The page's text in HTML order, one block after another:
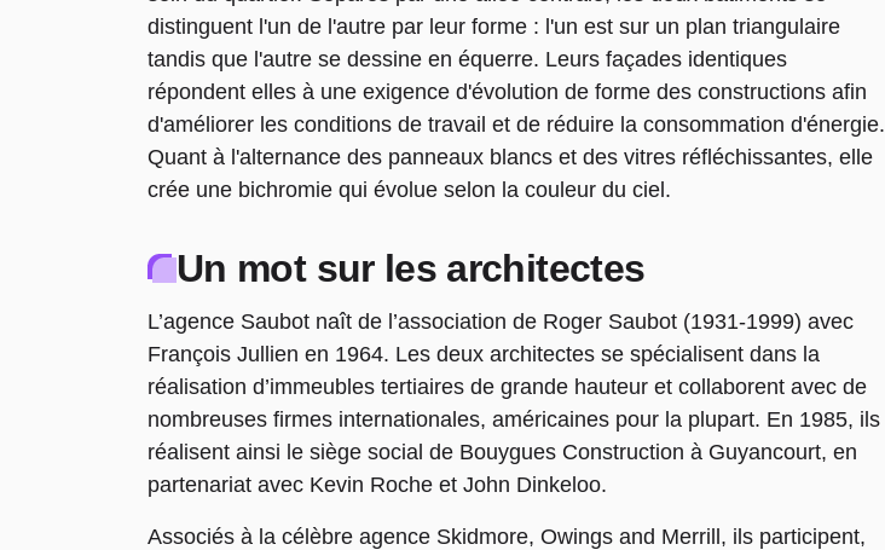
distinguent l'un de l'autre par leur forme : l'un est sur un plan triangulaire
tandis que l'autre se dessine en équerre. Leurs façades identiques
répondent elles à une exigence d'évolution de forme des constructions afin
d'améliorer les conditions de travail et de réduire la consommation d'énergie.
Quant à l'alternance des panneaux blancs et des vitres réfléchissantes, elle
crée une bichromie qui évolue selon la couleur du ciel.
Un mot sur les architectes
L’agence Saubot naît de l’association de Roger Saubot (1931-1999) avec
François Jullien en 1964. Les deux architectes se spécialisent dans la
réalisation d’immeubles tertiaires de grande hauteur et collaborent avec de
nombreuses firmes internationales, américaines pour la plupart. En 1985, ils
réalisent ainsi le siège social de Bouygues Construction à Guyancourt, en
partenariat avec Kevin Roche et John Dinkeloo.
Associés à la célèbre agence Skidmore, Owings and Merrill, ils participent,